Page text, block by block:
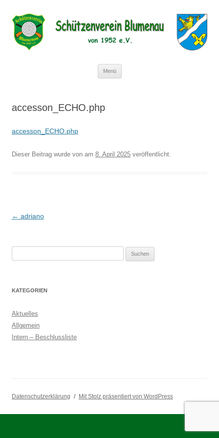
Schützenverein Blumenau von 1952
e.V.
Menü
accesson_ECHO.php
accesson_ECHO.php
Dieser Beitrag wurde von am 8. April 2025 veröffentlicht.
Beitragsnavigation
← adriano
KATEGORIEN
Aktuelles
Allgemein
Intern – Beschlussliste
Datenschutzerklärung Mit Stolz präsentiert von WordPress